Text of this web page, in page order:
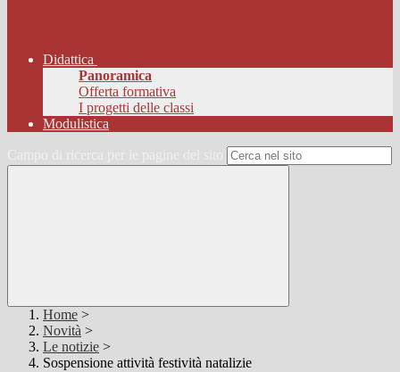
Didattica
Panoramica
Offerta formativa
I progetti delle classi
Modulistica
Home >
Novità >
Le notizie >
Sospensione attività festività natalizie